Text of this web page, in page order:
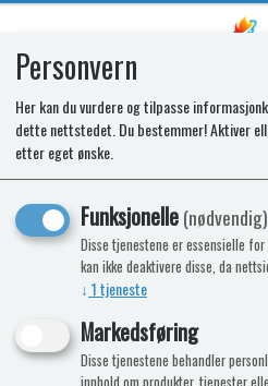
SPARE GRILL DOOR
Personvern
Her kan du vurdere og tilpasse
dette nettstedet. Du bestemmer! Aktiver
etter eget ønske.
Funksjonelle(nødvendig)
Disse tjenestene er essensielle
kan ikke deaktivere disse, da
↓ 1tjeneste
Markedsføring
Disse tjenestene behandler
innhold om produkter, tjenester